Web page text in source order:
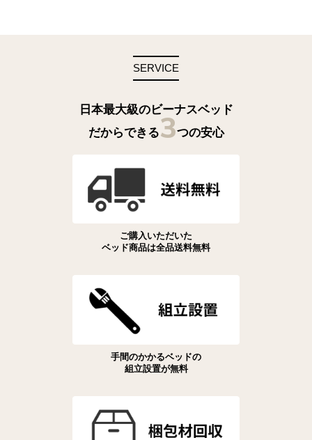
SERVICE
日本最大級のビーナスベッド
だからできる3つの安心
ご購入いただいた
ベッド商品は全品送料無料
手間のかかるベッドの
組立設置が無料